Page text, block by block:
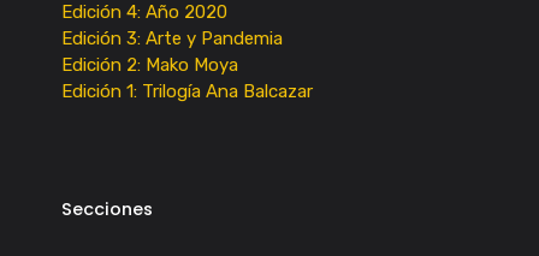
Edición 4: Año 2020
Edición 3: Arte y Pandemia
Edición 2: Mako Moya
Edición 1: Trilogía Ana Balcazar
Secciones